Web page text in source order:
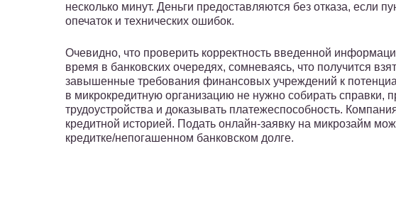
несколько минут. Деньги предоставляются без отказа, если
опечаток и технических ошибок.
Очевидно, что проверить корректность введенной
время в банковских очередях, сомневаясь, что получится
завышенные требования финансовых учреждений к
в микрокредитную организацию не нужно собирать справки,
трудоустройства и доказывать платежеспособность.
кредитной историей. Подать онлайн-заявку на микрозайм
кредитке/непогашенном банковском долге.